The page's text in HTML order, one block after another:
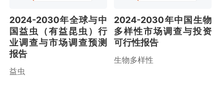
2024-2030年全球与中
国益虫（有益昆虫）行
业调查与市场调查预测
报告
益虫
2024-2030年中国生物
多样性市场调查与投资
可行性报告
生物多样性